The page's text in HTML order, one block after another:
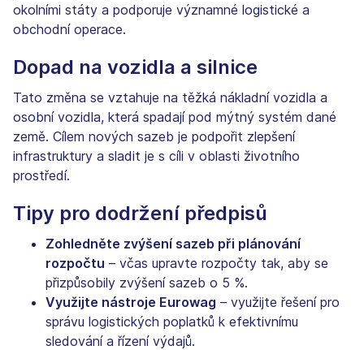
okolními státy a podporuje významné logistické a
obchodní operace.
Dopad na vozidla a silnice
Tato změna se vztahuje na těžká nákladní vozidla a
osobní vozidla, která spadají pod mýtný systém dané
země. Cílem nových sazeb je podpořit zlepšení
infrastruktury a sladit je s cíli v oblasti životního
prostředí.
Tipy pro dodržení předpisů
Zohledněte zvýšení sazeb při plánování
rozpočtu – včas upravte rozpočty tak, aby se
přizpůsobily zvýšení sazeb o 5 %.
Využijte nástroje Eurowag – využijte řešení pro
správu logistických poplatků k efektivnímu
sledování a řízení výdajů.